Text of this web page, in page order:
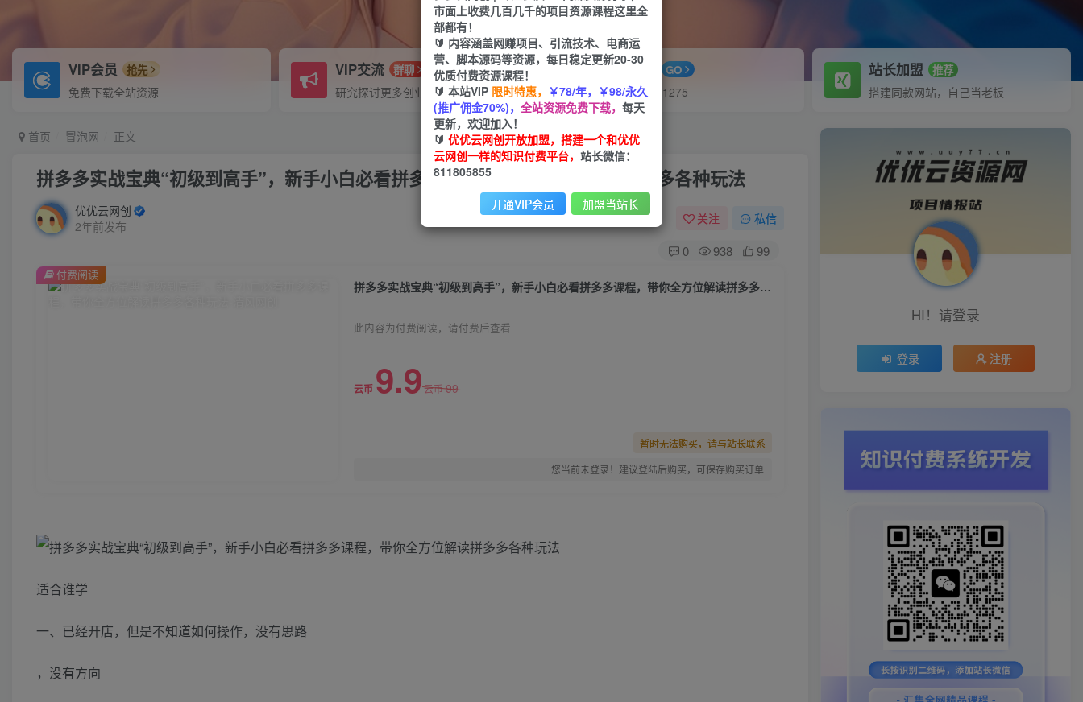
VIP会员 抢先
免费下载全站资源
VIP交流 群聊
研究探讨更多创业项目路子。
APP下载 GO
站长V：hu91275
站长加盟 推荐
搭建同款网站，自己当老板
首页 冒泡网 正文
拼多多实战宝典“初级到高手”，新手小白必看拼多多课程，带你全方位解读拼多多各种玩法
优优云网创
2年前发布
关注 私信
0 938 99
拼多多实战宝典“初级到高手”，新手小白必看拼多多课程，带你全方位解读拼多多各种玩法
此内容为付费阅读，请付费后查看
云币 9.9云币99
暂时无法购买，请与站长联系
您当前未登录！建议登陆后购买，可保存购买订单
付费阅读
适合谁学
一、已经开店，但是不知道如何操作，没有思路
，没有方向
HI！请登录
登录 注册
市面上收费几百几千的项目资源课程这里全
部都有！
🔰 内容涵盖网赚项目、引流技术、电商运
营、脚本源码等资源，每日稳定更新20-30
优质付费资源课程！
🔰 本站VIP 限时特惠， ￥78/年，￥98/永久
(推广佣金70%)， 全站资源免费下载， 每天
更新，欢迎加入！
🔰 优优云网创开放加盟，搭建一个和优优
云网创一样的知识付费平台， 站长微信：
811805855
开通VIP会员 加盟当站长